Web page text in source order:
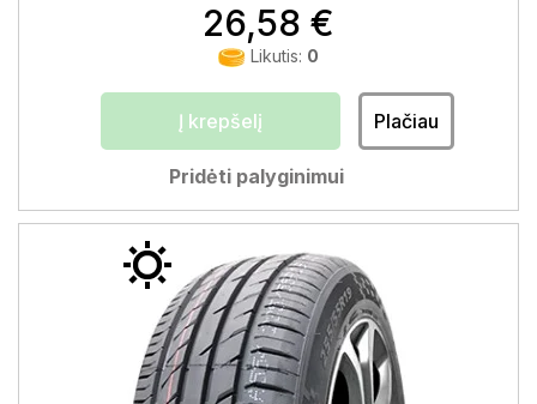
26,58 €
Likutis: 0
Į krepšelį Plačiau
Pridėti palyginimui